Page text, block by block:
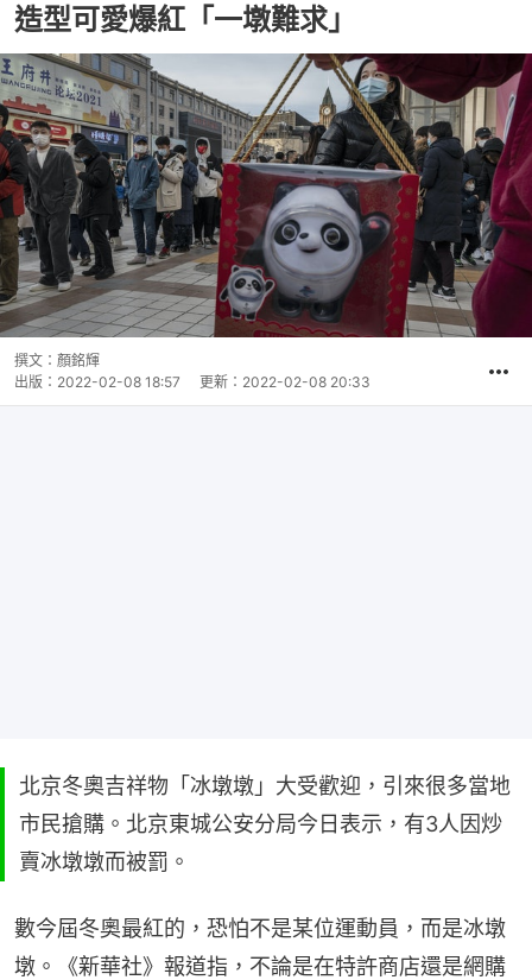
造型可愛爆紅「一墩難求」
撰文： 顏銘輝
出版： 2022-02-08 18:57 更新： 2022-02-08 20:33
北京冬奧吉祥物「冰墩墩」大受歡迎，引來很多當地
市民搶購。北京東城公安分局今日表示，有3人因炒
賣冰墩墩而被罰。
數今屆冬奧最紅的，恐怕不是某位運動員，而是冰墩
墩。《新華社》報道指，不論是在特許商店還是網購